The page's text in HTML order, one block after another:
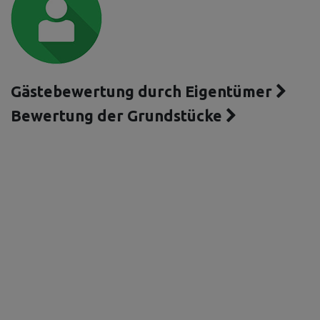
Gästebewertung durch Eigentümer
Bewertung der Grundstücke